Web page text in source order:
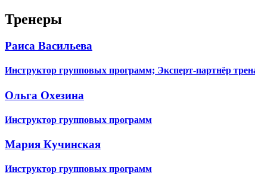
Тренеры
Раиса Васильева
Инструктор групповых программ; Эксперт-партнёр
Ольга Охезина
Инструктор групповых программ
Мария Кучинская
Инструктор групповых программ